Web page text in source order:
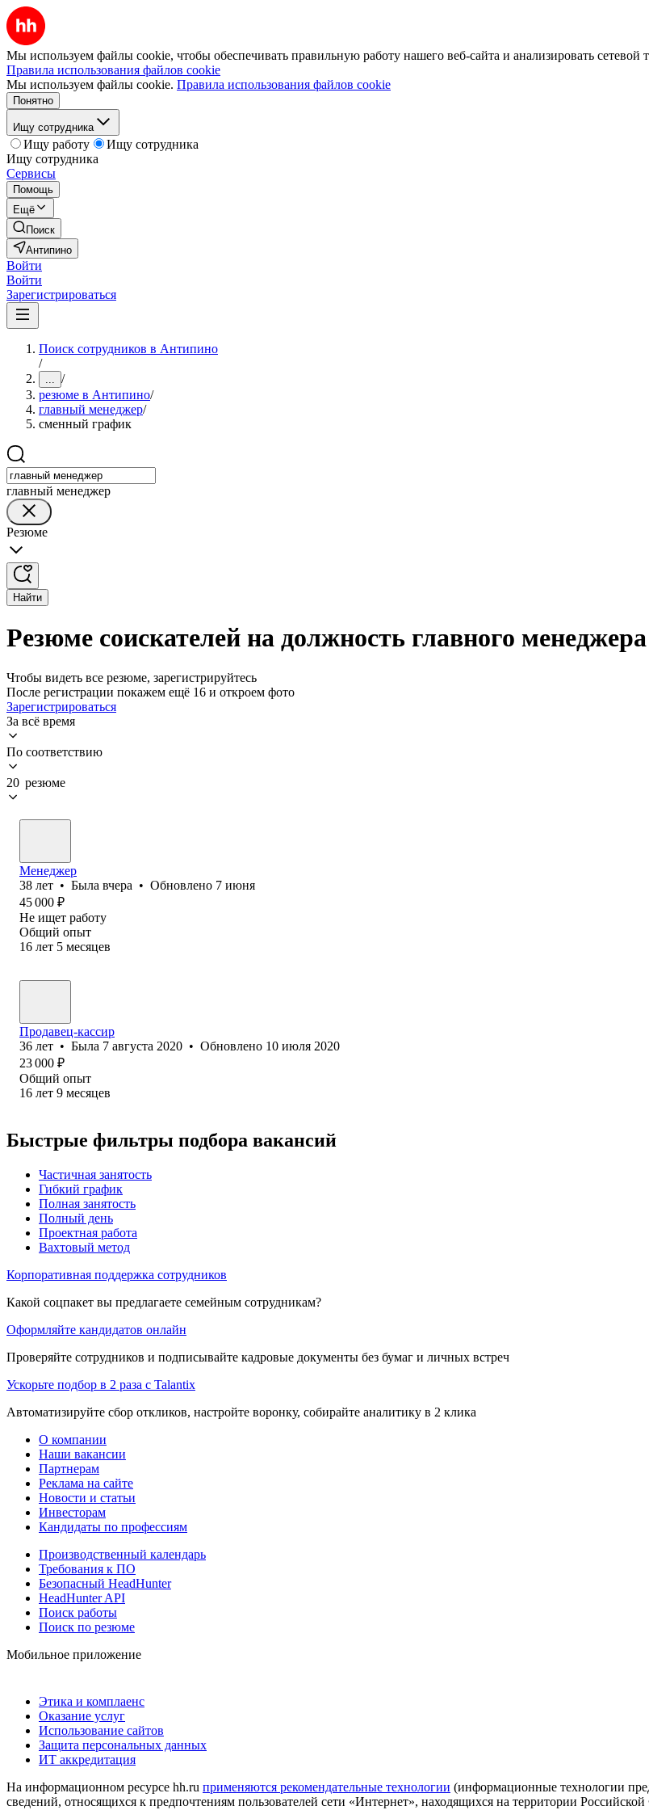
Мы используем файлы cookie, чтобы обеспечивать правильную работу нашего веб-сайта и анализировать сетевой
Правила использования файлов cookie
Мы используем файлы cookie. Правила использования файлов cookie
Понятно
Ищу сотрудника
Ищу работу
Ищу сотрудника
Ищу сотрудника
Сервисы
Помощь
Ещё
Поиск
Антипино
Войти
Войти
Зарегистрироваться
Поиск сотрудников в Антипино
/
... /
резюме в Антипино/
главный менеджер/
сменный график
главный менеджер
Резюме
Найти
Резюме соискателей на должность главного
Чтобы видеть все резюме, зарегистрируйтесь
После регистрации покажем ещё 16 и откроем фото
Зарегистрироваться
За всё время
По соответствию
20 резюме
Менеджер
38 лет • Была вчера • Обновлено 7 июня
45 000 ₽
Не ищет работу
Общий опыт
16 лет 5 месяцев
Продавец-кассир
36 лет • Была 7 августа 2020 • Обновлено 10 июля 2020
23 000 ₽
Общий опыт
16 лет 9 месяцев
Быстрые фильтры подбора вакансий
Частичная занятость
Гибкий график
Полная занятость
Полный день
Проектная работа
Вахтовый метод
Корпоративная поддержка сотрудников
Какой соцпакет вы предлагаете семейным сотрудникам?
Оформляйте кандидатов онлайн
Проверяйте сотрудников и подписывайте кадровые документы без бумаг и личных встреч
Ускорьте подбор в 2 раза с Talantix
Автоматизируйте сбор откликов, настройте воронку, собирайте аналитику в 2 клика
О компании
Наши вакансии
Партнерам
Реклама на сайте
Новости и статьи
Инвесторам
Кандидаты по профессиям
Производственный календарь
Требования к ПО
Безопасный HeadHunter
HeadHunter API
Поиск работы
Поиск по резюме
Мобильное приложение
Этика и комплаенс
Оказание услуг
Использование сайтов
Защита персональных данных
ИТ аккредитация
На информационном ресурсе hh.ru применяются рекомендательные технологии (информационные технологии
сведений, относящихся к предпочтениям пользователей сети «Интернет», находящихся на территории